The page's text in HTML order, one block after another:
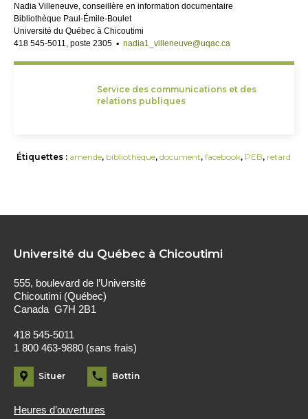
Nadia Villeneuve, conseillère en information documentaire
Bibliothèque Paul-Émile-Boulet
Université du Québec à Chicoutimi
418 545-5011, poste 2305 ▪ nadia1_villeneuve@uqac.ca
Service des communications et des
relations publiques
Étiquettes : amende, bibliothèque,document,facebook, PEB, retard
Université du Québec à Chicoutimi
555, boulevard de l’Université
Chicoutimi (Québec)
Canada G7H 2B1
418 545-5011
1 800 463-9880 (sans frais)
Situer Bottin
Heures d’ouvertures